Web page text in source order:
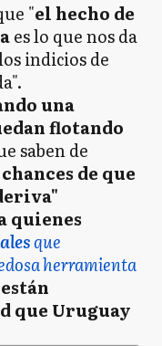
"el hecho de
es lo que nos da
indicios de
una
flotando
saben de
de que
quienes
que
herramienta
están
que Uruguay